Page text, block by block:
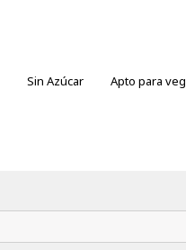
Sin Azúcar Apto para